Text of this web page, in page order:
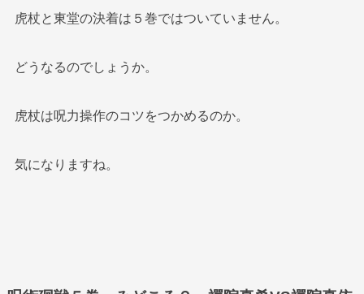
虎杖と東堂の決着は５巻ではついていません。
どうなるのでしょうか。
虎杖は呪力操作のコツをつかめるのか。
気になりますね。